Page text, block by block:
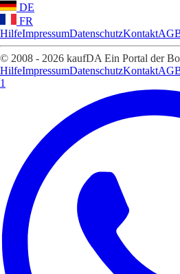
DE
FR
HilfeImpressumDatenschutzKontakt
© 2008 - 2026 kaufDA Ein Portal der
HilfeImpressumDatenschutzKontakt
1